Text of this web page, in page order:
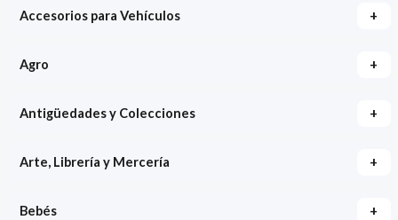
Accesorios para Vehículos +
Agro +
Antigüedades y Colecciones +
Arte, Librería y Mercería +
Bebés +